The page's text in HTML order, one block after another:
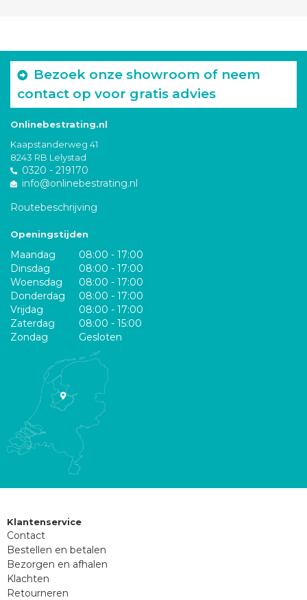
Bezoek onze showroom of neem
contact op voor gratis advies
Onlinebestrating.nl
Kaapstanderweg 41
8243 RB Lelystad
0320 - 219170
info@onlinebestrating.nl
Routebeschrijving
Openingstijden
Maandag
08:00 - 17:00
Dinsdag
08:00 - 17:00
Woensdag
08:00 - 17:00
Donderdag
08:00 - 17:00
Vrijdag
08:00 - 17:00
Zaterdag
08:00 - 15:00
Zondag
Gesloten
Klantenservice
Contact
Bestellen en betalen
Bezorgen en afhalen
Klachten
Retourneren